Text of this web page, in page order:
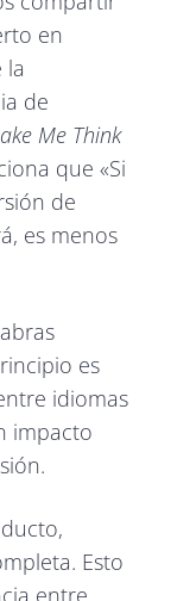
en
la
de
Me Think
que «Si
de
es menos
es
idiomas
impacto
Esto
entre